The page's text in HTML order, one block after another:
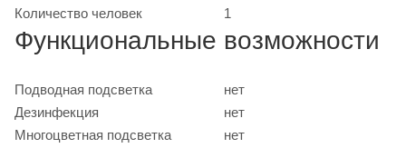
Количество человек
1
Функциональные возможности
Подводная подсветка
нет
Дезинфекция
нет
Многоцветная подсветка
нет